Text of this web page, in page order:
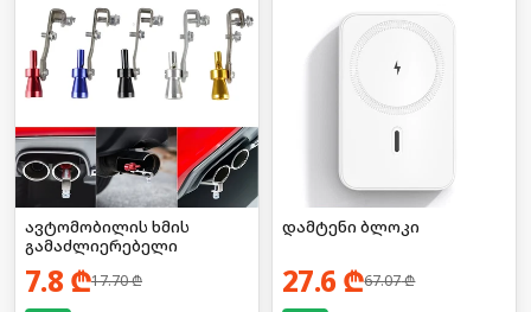
ავტომობილის ხმის
გამაძლიერებელი
7.8 ₾17.70₾
დამტენი ბლოკი
27.6 ₾67.07₾